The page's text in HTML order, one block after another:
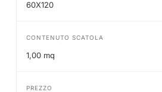
60X120
CONTENUTO SCATOLA
1,00 mq
PREZZO